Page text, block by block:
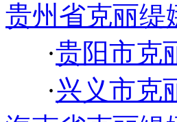
贵州省克丽缇
·贵阳市克
·兴义市克